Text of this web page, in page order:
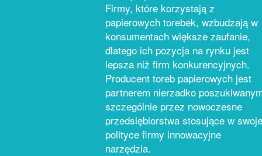
Firmy, które korzystają z
papierowych torebek, wzbudzają w
konsumentach większe zaufanie,
dlatego ich pozycja na rynku jest
lepsza niż firm konkurencyjnych.
Producent toreb papierowych jest
partnerem nierzadko
szczególnie przez nowoczesne
przedsiębiorstwa stosujące w
polityce firmy innowacyjne
narzędzia.